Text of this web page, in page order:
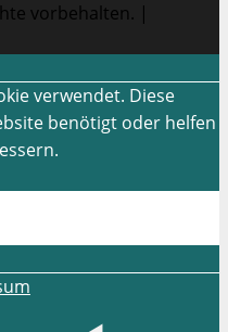
vorbehalten. |
verwendet. Diese
benötigt oder helfen